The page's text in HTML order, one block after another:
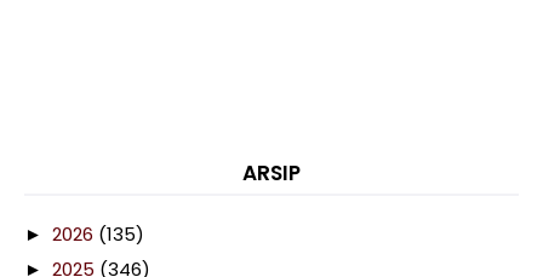
ARSIP
► 2026 (135)
► 2025 (346)